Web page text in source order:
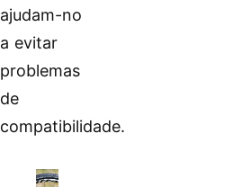
ajudam-no
a evitar
problemas
de
compatibilidade.